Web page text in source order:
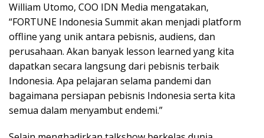
William Utomo, COO IDN Media mengatakan,
“FORTUNE Indonesia Summit akan menjadi platform
offline yang unik antara pebisnis, audiens, dan
perusahaan. Akan banyak lesson learned yang kita
dapatkan secara langsung dari pebisnis terbaik
Indonesia. Apa pelajaran selama pandemi dan
bagaimana persiapan pebisnis Indonesia serta kita
semua dalam menyambut endemi.”